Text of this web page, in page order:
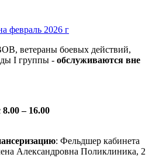
февраль 2026 г
ветераны боевых действий,
I группы - обслуживаются вне
– 16.00
: Фельдшер кабинета
Александровна Поликлиника, 2